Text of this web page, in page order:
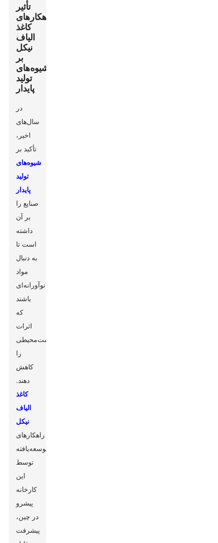
تأثیر
راهکارهای
کاغذ
الیاف
نیکل
بر
شیوه‌های
تولید
پایدار
در
سال‌های
اخیر،
تأکید بر
شیوه‌های
تولید
پایدار
صنایع را
بر آن
داشته
است تا
به دنبال
مواد
نوآورانه‌ای
باشند
که
اثرات
زیست‌محیطی
را
کاهش
دهند.
کاغذ
الیاف
نیکل
راهکارهای
توسعه‌یافته
توسط
این
کارخانه
پیشرو
در چین،
پیشرفت